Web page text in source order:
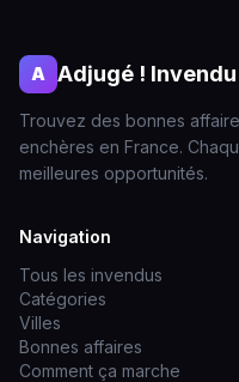
A Adjugé ! Invendu
Trouvez des bonnes
enchères en France.
meilleures opportunités.
Navigation
Tous les invendus
Catégories
Villes
Bonnes affaires
Comment ça marche